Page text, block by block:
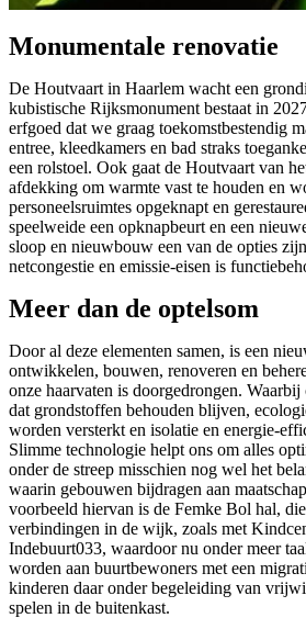
Monumentale renovatie
De Houtvaart in Haarlem wacht een
kubistische Rijksmonument bestaat in
erfgoed dat we graag toekomstbestendig
entree, kleedkamers en bad straks
een rolstoel. Ook gaat de Houtvaart van
afdekking om warmte vast te houden en
personeelsruimtes opgeknapt en
speelweide een opknapbeurt en een
sloop en nieuwbouw een van de opties
netcongestie en emissie-eisen is
Meer dan de optelsom
Door al deze elementen samen, is een
ontwikkelen, bouwen, renoveren en
onze haarvaten is doorgedrongen.
dat grondstoffen behouden blijven,
worden versterkt en isolatie en energie-
Slimme technologie helpt ons om alles
onder de streep misschien nog wel het
waarin gebouwen bijdragen aan
voorbeeld hiervan is de Femke Bol hal,
verbindingen in de wijk, zoals met
Indebuurt033, waardoor nu onder meer
worden aan buurtbewoners met een
kinderen daar onder begeleiding van
spelen in de buitenkast.